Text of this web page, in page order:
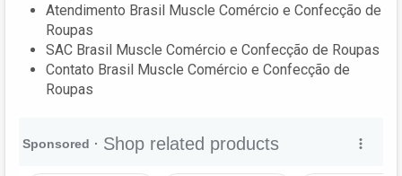
Atendimento Brasil Muscle Comércio e Confecção de
Roupas
SAC Brasil Muscle Comércio e Confecção de Roupas
Contato Brasil Muscle Comércio e Confecção de
Roupas